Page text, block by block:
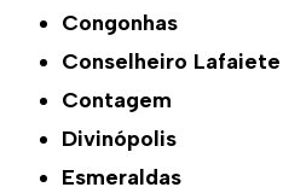
Congonhas
Conselheiro Lafaiete
Contagem
Divinópolis
Esmeraldas